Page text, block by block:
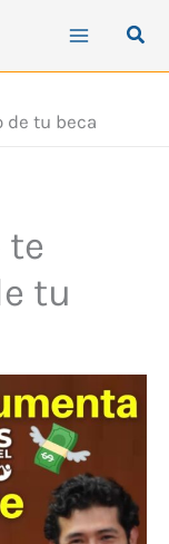
de tu beca
te
tu